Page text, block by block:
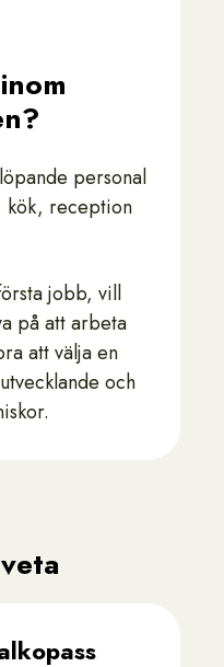
personal
kök, reception
jobb, vill
på att arbeta
att välja en
och